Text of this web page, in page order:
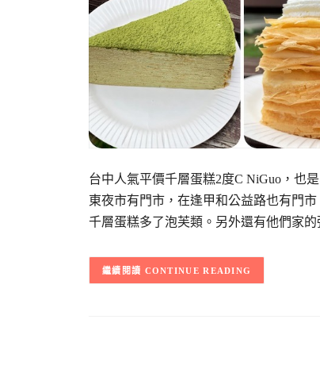
台中人氣平價千層蛋糕2度C NiGuo，也
東夜市有門市，在逢甲和公益路也有門
千層蛋糕多了泡芙類。另外還有他們家
CONTINUE READING